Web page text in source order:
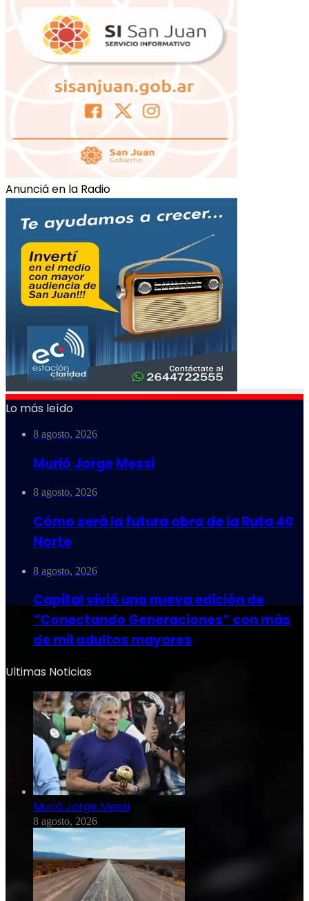
Anunciá en la Radio
Lo más leído
8 agosto, 2026
Murió Jorge Messi
8 agosto, 2026
Cómo será la futura obra de la Ruta 40
Norte
8 agosto, 2026
Capital vivió una nueva edición de
“Conectando Generaciones” con más
de mil adultos mayores
Ultimas Noticias
Murió Jorge Messi
8 agosto, 2026